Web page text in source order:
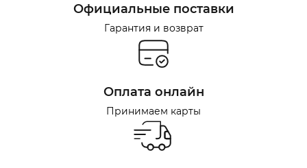
Официальные поставки
Гарантия и возврат
Оплата онлайн
Принимаем карты